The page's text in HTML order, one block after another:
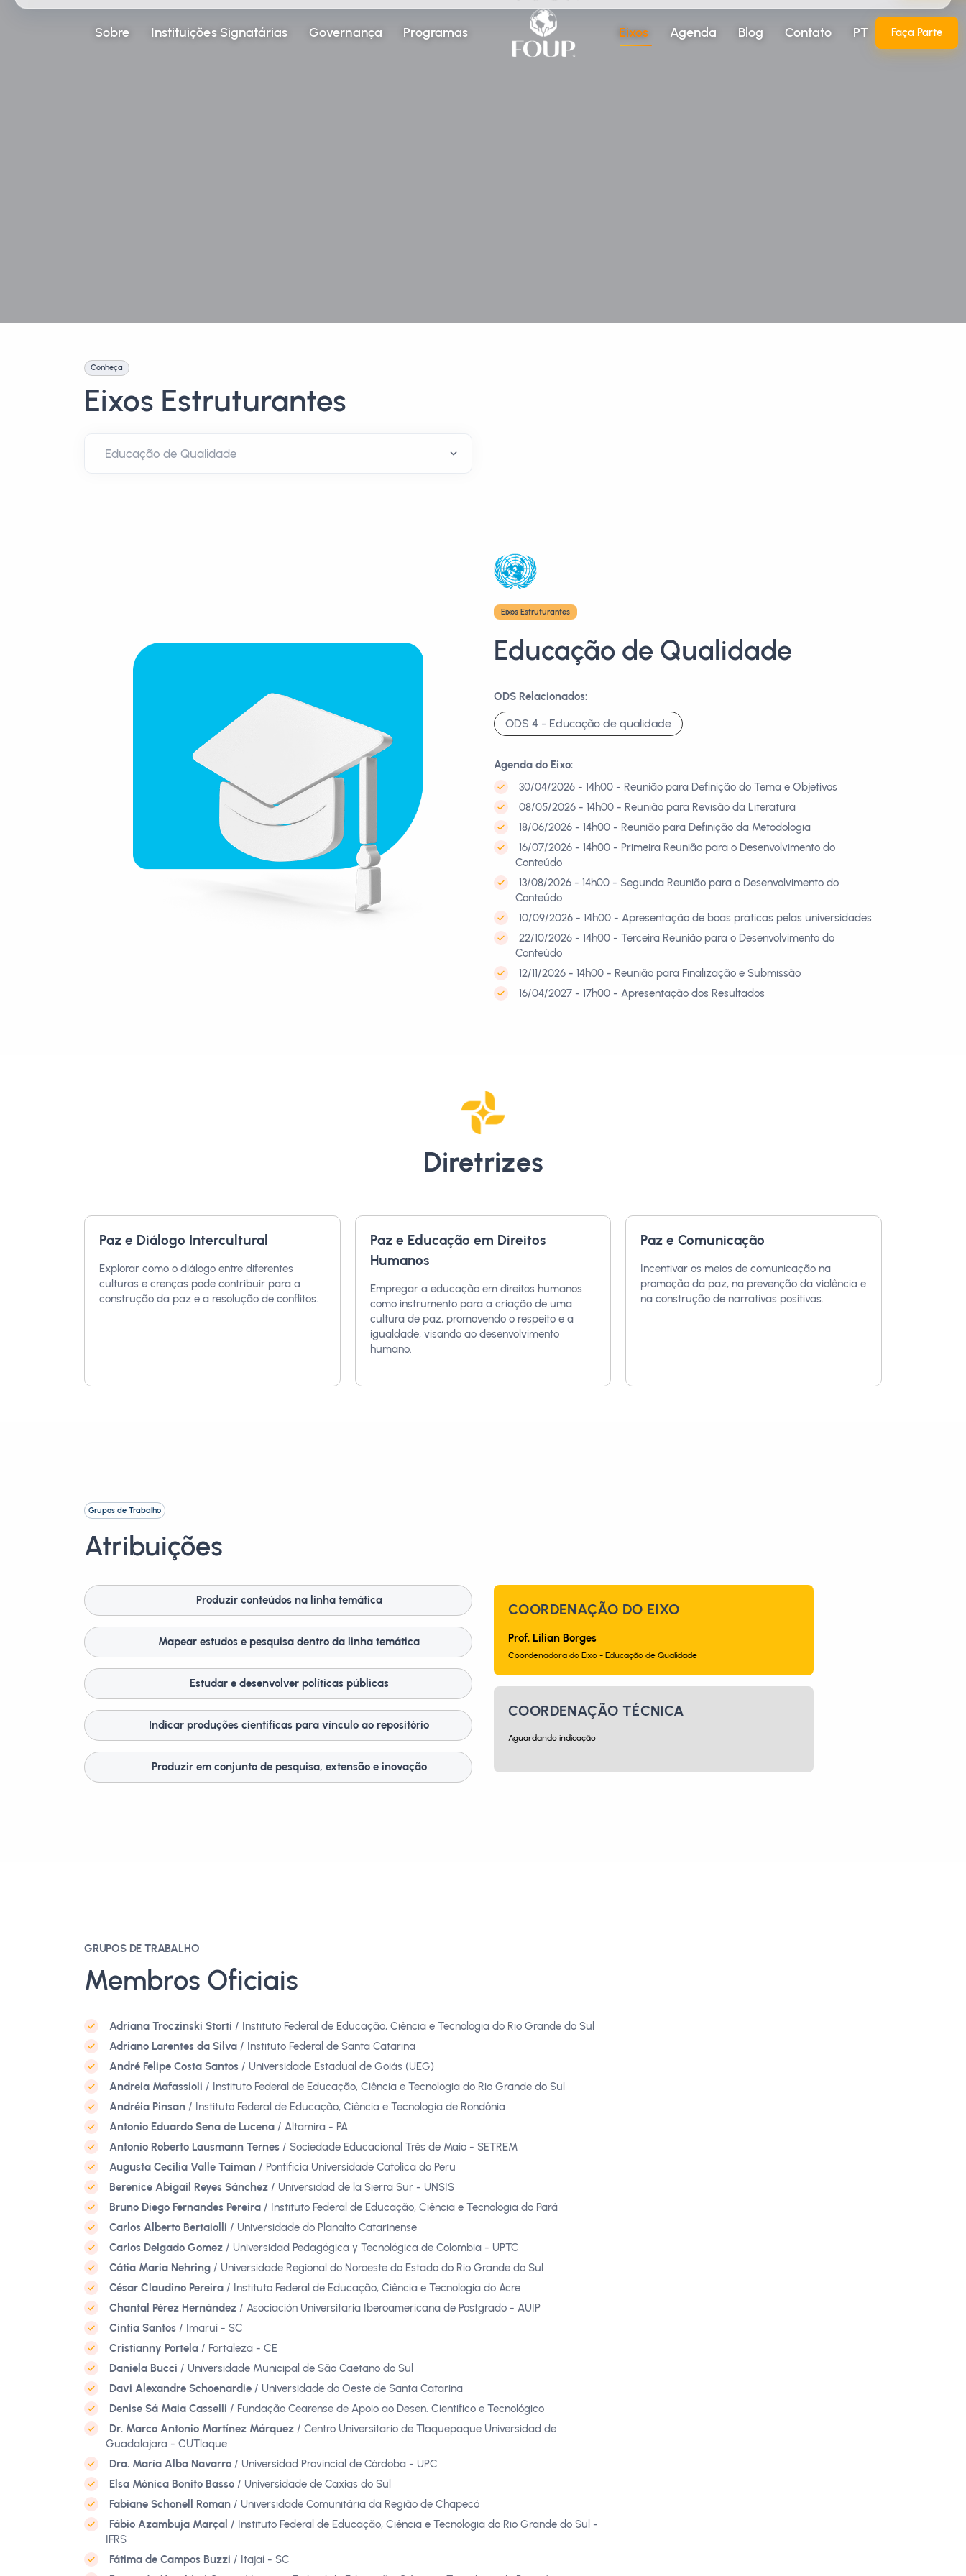
Sobre Instituições Signatárias Governança Programas Eixos Agenda Blog Contato PT Faça Parte
Conheça
Eixos Estruturantes
Eixos Estruturantes
Educação de Qualidade
ODS Relacionados:
ODS 4 - Educação de qualidade
Agenda do Eixo:
30/04/2026 - 14h00 - Reunião para Definição do Tema e Objetivos
08/05/2026 - 14h00 - Reunião para Revisão da Literatura
18/06/2026 - 14h00 - Reunião para Definição da Metodologia
16/07/2026 - 14h00 - Primeira Reunião para o Desenvolvimento do
Conteúdo
13/08/2026 - 14h00 - Segunda Reunião para o Desenvolvimento do
Conteúdo
10/09/2026 - 14h00 - Apresentação de boas práticas pelas universidades
22/10/2026 - 14h00 - Terceira Reunião para o Desenvolvimento do
Conteúdo
12/11/2026 - 14h00 - Reunião para Finalização e Submissão
16/04/2027 - 17h00 - Apresentação dos Resultados
Diretrizes
Paz e Diálogo Intercultural
Explorar como o diálogo entre diferentes
culturas e crenças pode contribuir para a
construção da paz e a resolução de conflitos.
Paz e Educação em Direitos
Humanos
Empregar a educação em direitos humanos
como instrumento para a criação de uma
cultura de paz, promovendo o respeito e a
igualdade, visando ao desenvolvimento
humano.
Paz e Comunicação
Incentivar os meios de comunicação na
promoção da paz, na prevenção da violência e
na construção de narrativas positivas.
Grupos de Trabalho
Atribuições
Produzir conteúdos na linha temática
Mapear estudos e pesquisa dentro da linha temática
Estudar e desenvolver políticas públicas
Indicar produções científicas para vínculo ao repositório
Produzir em conjunto de pesquisa, extensão e inovação
COORDENAÇÃO DO EIXO
Prof. Lilian Borges
Coordenadora do Eixo - Educação de Qualidade
COORDENAÇÃO TÉCNICA
Aguardando indicação
GRUPOS DE TRABALHO
Membros Oficiais
Adriana Troczinski Storti / Instituto Federal de Educação, Ciência e Tecnologia do Rio Grande do Sul
Adriano Larentes da Silva / Instituto Federal de Santa Catarina
André Felipe Costa Santos / Universidade Estadual de Goiás (UEG)
Andreia Mafassioli / Instituto Federal de Educação, Ciência e Tecnologia do Rio Grande do Sul
Andréia Pinsan / Instituto Federal de Educação, Ciência e Tecnologia de Rondônia
Antonio Eduardo Sena de Lucena / Altamira - PA
Antonio Roberto Lausmann Ternes / Sociedade Educacional Três de Maio - SETREM
Augusta Cecilia Valle Taiman / Pontifícia Universidade Católica do Peru
Berenice Abigail Reyes Sánchez / Universidad de la Sierra Sur - UNSIS
Bruno Diego Fernandes Pereira / Instituto Federal de Educação, Ciência e Tecnologia do Pará
Carlos Alberto Bertaiolli / Universidade do Planalto Catarinense
Carlos Delgado Gomez / Universidad Pedagógica y Tecnológica de Colombia - UPTC
Cátia Maria Nehring / Universidade Regional do Noroeste do Estado do Rio Grande do Sul
César Claudino Pereira / Instituto Federal de Educação, Ciência e Tecnologia do Acre
Chantal Pérez Hernández / Asociación Universitaria Iberoamericana de Postgrado - AUIP
Cíntia Santos / Imaruí - SC
Cristianny Portela / Fortaleza - CE
Daniela Bucci / Universidade Municipal de São Caetano do Sul
Davi Alexandre Schoenardie / Universidade do Oeste de Santa Catarina
Denise Sá Maia Casselli / Fundação Cearense de Apoio ao Desen. Cientifico e Tecnológico
Dr. Marco Antonio Martínez Márquez / Centro Universitario de Tlaquepaque Universidad de
Guadalajara - CUTlaque
Dra. María Alba Navarro / Universidad Provincial de Córdoba - UPC
Elsa Mónica Bonito Basso / Universidade de Caxias do Sul
Fabiane Schonell Roman / Universidade Comunitária da Região de Chapecó
Fábio Azambuja Marçal / Instituto Federal de Educação, Ciência e Tecnologia do Rio Grande do Sul -
IFRS
Fátima de Campos Buzzi / Itajaí - SC